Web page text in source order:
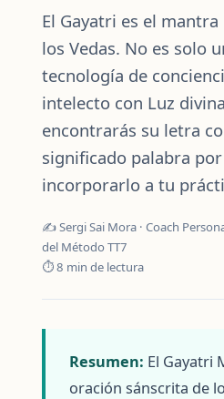
El Gayatri es el
los Vedas. No es solo
tecnología de
intelecto con Luz
encontrarás su letra
significado palabra
incorporarlo a tu
✍️ Sergi Sai Mora · Coach
del Método TT7
⏱ 8 min de lectura
Resumen: El Gayatri
oración sánscrita de